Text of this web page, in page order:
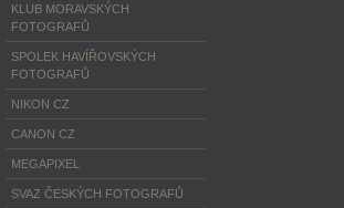
KLUB MORAVSKÝCH
FOTOGRAFŮ
SPOLEK HAVÍŘOVSKÝCH
FOTOGRAFŮ
NIKON CZ
CANON CZ
MEGAPIXEL
SVAZ ČESKÝCH FOTOGRAFŮ